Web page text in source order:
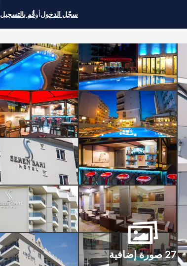
سجّل الدخولأوقُم بالتسجيل
27 صورة إضافية